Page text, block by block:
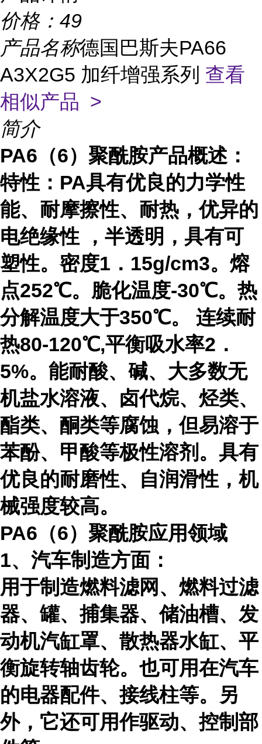
价格： 49
产品名称德国巴斯夫PA66
A3X2G5 加纤增强系列 查看
相似产品 >
简介
PA6（6）聚酰胺产品概述：
特性： PA具有优良的力学性
能、耐摩擦性、耐热，优异的
电绝缘性 ，半透明，具有可
塑性。密度1 ． 15g/cm3。熔
点252℃。脆化温度-30℃。热
分解温度大于350℃。 连续耐
热80-120℃,平衡吸水率2 ．
5%。能耐酸、碱、大多数无
机盐水溶液、卤代烷、烃类、
酯类、酮类等腐蚀，但易溶于
苯酚、甲酸等极性溶剂。具有
优良的耐磨性、自润滑性，机
械强度较高。
PA6（6）聚酰胺应用领域
1、汽车制造方面：
用于制造燃料滤网、燃料过滤
器、罐、捕集器、储油槽、发
动机汽缸罩、散热器水缸、平
衡旋转轴齿轮。也可用在汽车
的电器配件、接线柱等。另
外，它还可用作驱动、控制部